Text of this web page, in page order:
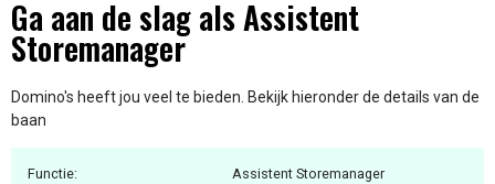
Ga aan de slag als Assistent
Storemanager
Domino's heeft jou veel te bieden. Bekijk hieronder de details van de
baan
Functie: Assistent Storemanager